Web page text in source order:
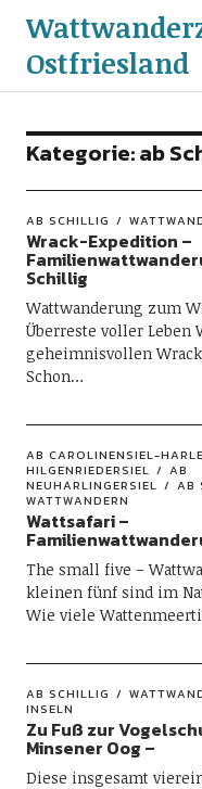
Ostfriesland
Kategorie:ab
AB SCHILLIG
Wrack-Expedition –
Schillig
Wattwanderung zum
Überreste voller Leben
geheimnisvollen
Schon…
AB CAROLINENSIEL-
HILGENRIEDERSIEL
AB
NEUHARLINGERSIEL
AB
WATTWANDERN
Wattsafari –
The small five –
kleinen fünf sind im
Wie viele
AB SCHILLIG
INSELN
Zu Fuß zur
Minsener Oog –
Diese insgesamt